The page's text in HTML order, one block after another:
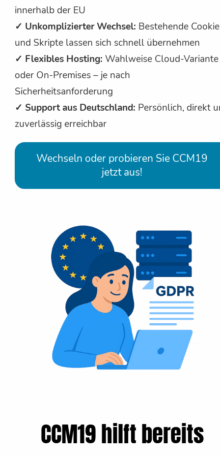
innerhalb der EU
✓ Unkomplizierter Wechsel: Bestehende
und Skripte lassen sich schnell übernehmen
✓ Flexibles Hosting: Wahlweise Cloud-Variante
oder On-Premises – je nach
Sicherheitsanforderung
✓ Support aus Deutschland: Persönlich, direkt
zuverlässig erreichbar
Wechseln oder probieren Sie CCM19
jetzt aus!
CCM19 hilft bereits